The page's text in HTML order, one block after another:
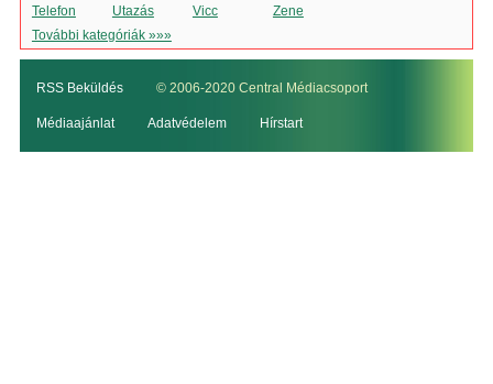
Telefon
Utazás Vicc
Zene
További kategóriák »»»
RSS Beküldés © 2006-2020 Central Médiacsoport
Médiaajánlat Adatvédelem Hírstart